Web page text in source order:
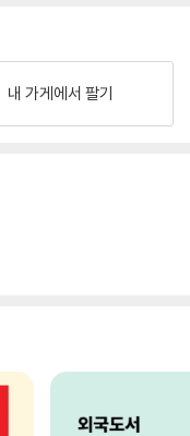
내 가게에서 팔기